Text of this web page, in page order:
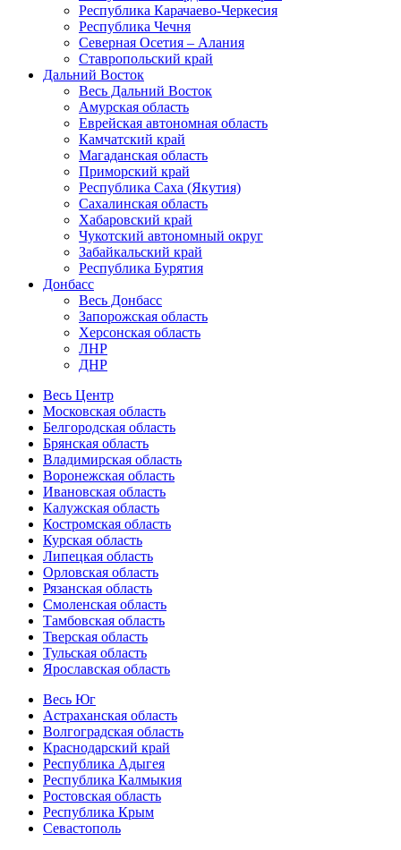
Республика Карачаево-Черкесия
Республика Чечня
Северная Осетия – Алания
Ставропольский край
Дальний Восток
Весь Дальний Восток
Амурская область
Еврейская автономная область
Камчатский край
Магаданская область
Приморский край
Республика Саха (Якутия)
Сахалинская область
Хабаровский край
Чукотский автономный округ
Забайкальский край
Республика Бурятия
Донбасс
Весь Донбасс
Запорожская область
Херсонская область
ЛНР
ДНР
Весь Центр
Московская область
Белгородская область
Брянская область
Владимирская область
Воронежская область
Ивановская область
Калужская область
Костромская область
Курская область
Липецкая область
Орловская область
Рязанская область
Смоленская область
Тамбовская область
Тверская область
Тульская область
Ярославская область
Весь Юг
Астраханская область
Волгоградская область
Краснодарский край
Республика Адыгея
Республика Калмыкия
Ростовская область
Республика Крым
Севастополь